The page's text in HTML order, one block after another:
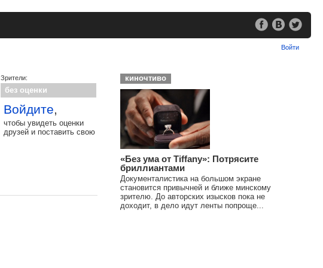
Войти
Зрители:
без оценки
Войдите,
чтобы увидеть оценки
друзей и поставить свою
киночтиво
«Без ума от Tiffany»: Потрясите
бриллиантами
Документалистика на большом экране
становится привычней и ближе минскому
зрителю. До авторских изысков пока не
доходит, в дело идут ленты попроще...